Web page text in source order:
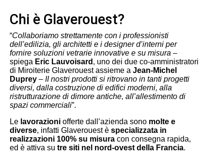
Chi è Glaverouest?
“Collaboriamo strettamente con i professionisti
dell’edilizia, gli architetti e i designer d’interni per
fornire soluzioni vetrarie innovative e su misura –
spiega Eric Lauvoisard , uno dei due co-amministratori
di Miroiterie Glaverouest assieme a Jean-Michel
Duprey – II nostri prodotti si ritrovano in tanti progetti
diversi, dalla costruzione di edifici moderni, alla
ristrutturazione di dimore antiche, all’allestimento di
spazi commerciali”.
Le lavorazioni offerte dall’azienda sono molte e
diverse, infatti Glaverouest è specializzata in
realizzazioni 100% su misura con consegna rapida,
ed è attiva su tre siti nel nord-ovest della Francia.